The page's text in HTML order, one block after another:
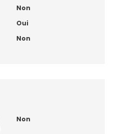
Non
Oui
Non
Non